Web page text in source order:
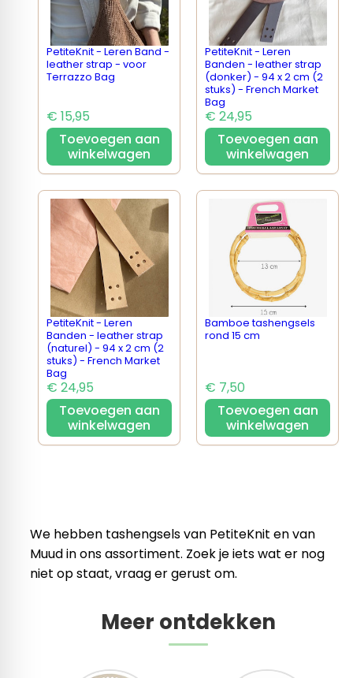
PetiteKnit - Leren Band -
leather strap - voor
Terrazzo Bag
€ 15,95
Toevoegen aan
winkelwagen
PetiteKnit - Leren
Banden - leather strap
(donker) - 94 x 2 cm (2
stuks) - French Market
Bag
€ 24,95
Toevoegen aan
winkelwagen
PetiteKnit - Leren
Banden - leather strap
(naturel) - 94 x 2 cm (2
stuks) - French Market
Bag
€ 24,95
Toevoegen aan
winkelwagen
Bamboe tashengsels
rond 15 cm
€ 7,50
Toevoegen aan
winkelwagen
We hebben tashengsels van PetiteKnit en van
Muud in ons assortiment. Zoek je iets wat er nog
niet op staat, vraag er gerust om.
Meer ontdekken